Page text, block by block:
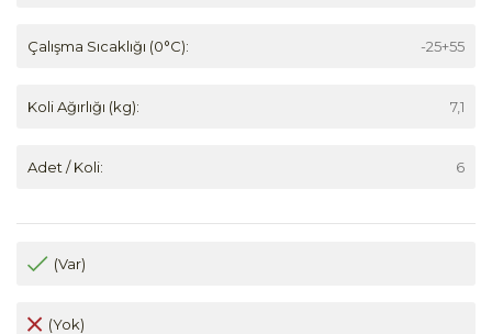
Çalışma Sıcaklığı (0°C): -25+55
Koli Ağırlığı (kg): 7,1
Adet / Koli: 6
(Var)
(Yok)